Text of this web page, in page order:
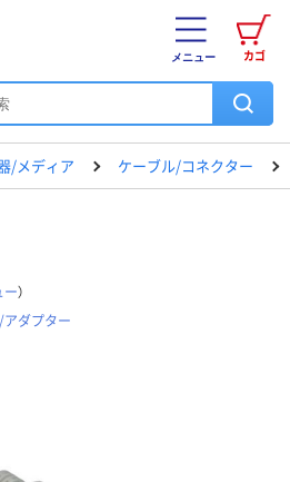
カゴ
メニュー
/メディア ケーブル/コネクター
ー）
ダプター